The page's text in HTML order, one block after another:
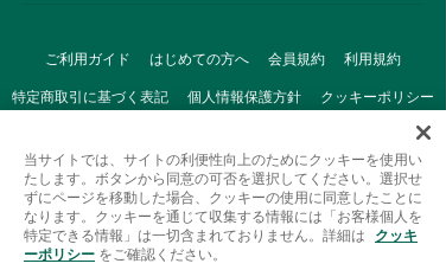
ご利用ガイド はじめての方へ 会員規約 利用規約
特定商取引に基づく表記 個人情報保護方針 クッキーポリシー
当サイトでは、サイトの利便性向上のためにクッキーを使用い
たします。ボタンから同意の可否を選択してください。選択せ
ずにページを移動した場合、クッキーの使用に同意したことに
なります。クッキーを通じて収集する情報には「お客様個人を
特定できる情報」は一切含まれておりません。詳細は
クッキ
ーポリシー をご確認ください。